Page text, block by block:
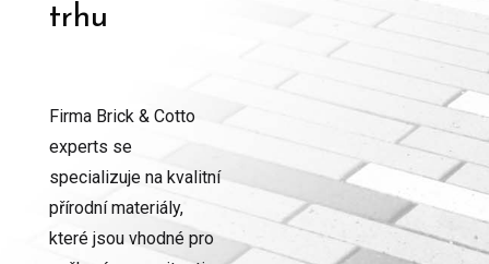
trhu
Firma Brick & Cotto
experts se
specializuje na kvalitní
přírodní materiály,
které jsou vhodné pro